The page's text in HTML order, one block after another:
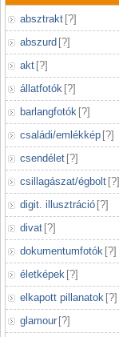
absztrakt [?]
abszurd [?]
akt [?]
állatfotók [?]
barlangfotók [?]
családi/emlékkép [?]
csendélet [?]
csillagászat/égbolt [?]
digit. illusztráció [?]
divat [?]
dokumentumfotók [?]
életképek [?]
elkapott pillanatok [?]
glamour [?]